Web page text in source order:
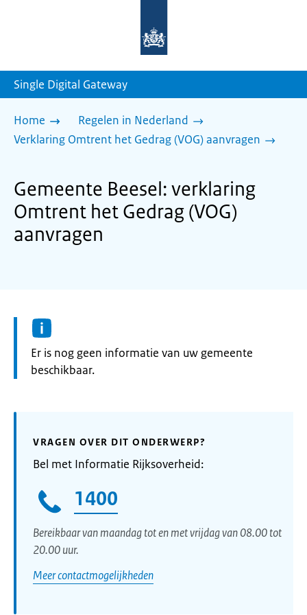
homepage
Single Digital Gateway
Home
Regelen in Nederland
Verklaring Omtrent het Gedrag (VOG) aanvragen
Gemeente Beesel: verklaring
Omtrent het Gedrag (VOG)
aanvragen
Informatie:
Er is nog geen informatie van uw gemeente
beschikbaar.
VRAGEN OVER DIT ONDERWERP?
Bel met Informatie Rijksoverheid:
1400
Bereikbaar van maandag tot en met vrijdag van 08.00 tot
20.00 uur.
Meer contactmogelijkheden